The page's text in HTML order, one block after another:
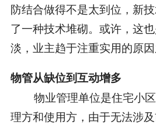
防结合做得不是太到位，新
了一种技术堆砌。或许，这
淡，业主趋于注重实用的原因
物管从缺位到互动增多
物业管理单位是住宅小区
理方和使用方，由于无法涉